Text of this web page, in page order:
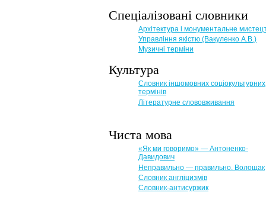
Спеціалізовані словники
Архітектура і монументальне
Управління якістю (Вакуленко А.В.)
Музичні терміни
Культура
Словник іншомовних соціокультурних
термінів
Літературне слововживання
Чиста мова
«Як ми говоримо» — Антоненко-
Давидович
Неправильно — правильно. Волощак
Словник англіцизмів
Словник-антисуржик